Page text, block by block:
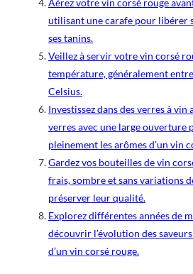
Aérez votre vin corsé rouge
utilisant une carafe pour libérer
ses tanins.
Veillez à servir votre vin corsé
température, généralement
Celsius.
Investissez dans des verres à vin
verres avec une large ouverture
pleinement les arômes d’un vin
Gardez vos bouteilles de vin
frais, sombre et sans variations
préserver leur qualité.
Explorez différentes années de
découvrir l’évolution des
d’un vin corsé rouge.